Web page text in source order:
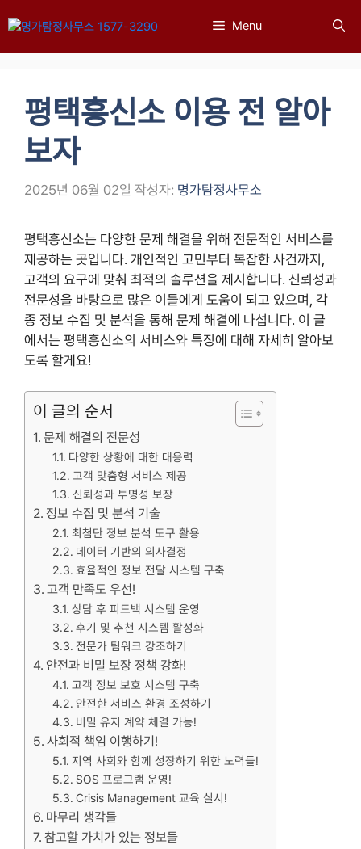
텐
츠
Menu
평택흥신소 이용 전 알아
보자
2025년 06월 02일 작성자: 명가탐정사무소
평택흥신소는 다양한 문제 해결을 위해 전문적인 서비스를
제공하는 곳입니다. 개인적인 고민부터 복잡한 사건까지,
고객의 요구에 맞춰 최적의 솔루션을 제시합니다. 신뢰성과
전문성을 바탕으로 많은 이들에게 도움이 되고 있으며, 각
종 정보 수집 및 분석을 통해 문제 해결에 나섭니다. 이 글
에서는 평택흥신소의 서비스와 특징에 대해 자세히 알아보
도록 할게요!
이 글의 순서
문제 해결의 전문성
다양한 상황에 대한 대응력
고객 맞춤형 서비스 제공
신뢰성과 투명성 보장
정보 수집 및 분석 기술
최첨단 정보 분석 도구 활용
데이터 기반의 의사결정
효율적인 정보 전달 시스템 구축
고객 만족도 우선!
상담 후 피드백 시스템 운영
후기 및 추천 시스템 활성화
전문가 팀워크 강조하기
안전과 비밀 보장 정책 강화!
고객 정보 보호 시스템 구축
안전한 서비스 환경 조성하기
비밀 유지 계약 체결 가능!
사회적 책임 이행하기!
지역 사회와 함께 성장하기 위한 노력들!
SOS 프로그램 운영!
Crisis Management 교육 실시!
마무리 생각들
참고할 가치가 있는 정보들